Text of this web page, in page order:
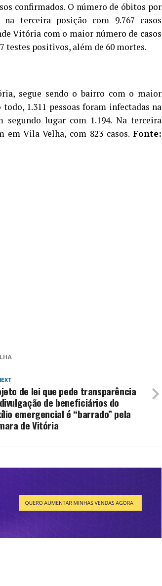
confirmados. O número de óbitos por
terceira posição com 9.767 casos
Vitória com o maior número de casos
testes positivos, além de 60 mortes.
segue sendo o bairro com o maior
1.311 pessoas foram infectadas na
segundo lugar com 1.194. Na terceira
Vila Velha, com 823 casos. Fonte:
de lei que pede transparência
de beneficiários do
emergencial é “barrado” pela
de Vitória